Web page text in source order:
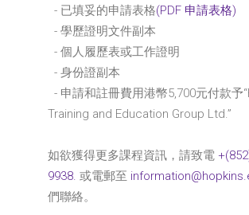
- 已填妥的申請表格(PDF 申請表格)
- 學歷證明文件副本
- 個人履歷表或工作證明
- 身份證副本
- 申請和註冊費用港幣5,700元付款予
Training and Education Group Ltd.”
如欲獲得更多課程資訊，請致電
9938. 或電郵至
們聯絡。